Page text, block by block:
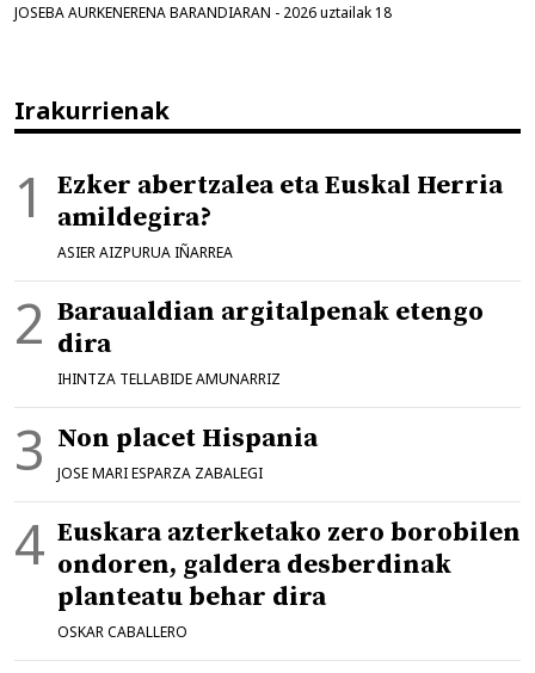
JOSEBA AURKENERENA BARANDIARAN - 2026 uztailak 18
Irakurrienak
Ezker abertzalea eta Euskal Herria
amildegira?
ASIER AIZPURUA IÑARREA
Baraualdian argitalpenak etengo
dira
IHINTZA TELLABIDE AMUNARRIZ
Non placet Hispania
JOSE MARI ESPARZA ZABALEGI
Euskara azterketako zero borobilen
ondoren, galdera desberdinak
planteatu behar dira
OSKAR CABALLERO